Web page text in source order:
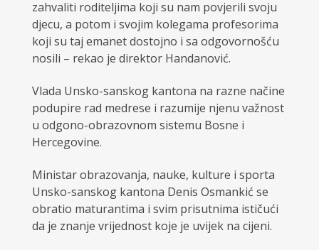
zahvaliti roditeljima koji su nam povjerili svoju
djecu, a potom i svojim kolegama profesorima
koji su taj emanet dostojno i sa odgovornošću
nosili – rekao je direktor Handanović.
Vlada Unsko-sanskog kantona na razne načine
podupire rad medrese i razumije njenu važnost
u odgono-obrazovnom sistemu Bosne i
Hercegovine.
Ministar obrazovanja, nauke, kulture i sporta
Unsko-sanskog kantona Denis Osmankić se
obratio maturantima i svim prisutnima ističući
da je znanje vrijednost koje je uvijek na cijeni.